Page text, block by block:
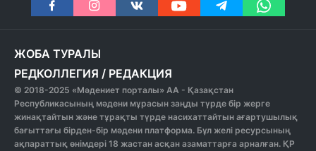
ЖОБА ТУРАЛЫ
РЕДКОЛЛЕГИЯ / РЕДАКЦИЯ
© 2018-2025 «Мәдениет порталы» АА - Қазақстан
Республикасының мәдени мұрасын заңды түрде бір жерге
жинақтайтын және тұрақты түрде насихаттайтын ағартушылық
бағыттағы бірден-бір мәдени платформа. Бұл желі ресурсының
ақпараттық өнімдері 18 жастан асқан азаматтарға арналған. ҚР